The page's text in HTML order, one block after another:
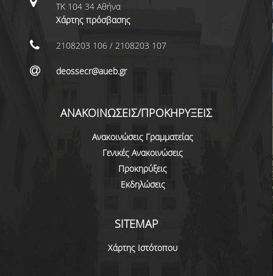
ΜΕΤΑΔΙΔΑΚΤΟΡΕΣ
ΔΙΟΙΚΗΤΙΚΟ ΠΡΟΣΩΠΙΚΟ
ΕΡΓΑΣΤΗΡΙΑΚΟ ΠΡΟΣΩΠΙΚΟ
ΥΠΟΨΗΦΙΟΙ ΦΟΙΤΗΤΕΣ
ΓΙΑΤΙ ΔΕΟΣ
ΤΚ 104 34 Αθήνα
Χάρτης πρόσβασης
2108203 106 / 2108203 107
deossecr@aueb.gr
ΑΝΑΚΟΙΝΩΣΕΙΣ/ΠΡΟΚΗΡΥΞΕΙΣ
Ανακοινώσεις Γραμματείας
Γενικές Ανακοινώσεις
Προκηρύξεις
Εκδηλώσεις
SITEMAP
Χάρτης Ιστότοπου